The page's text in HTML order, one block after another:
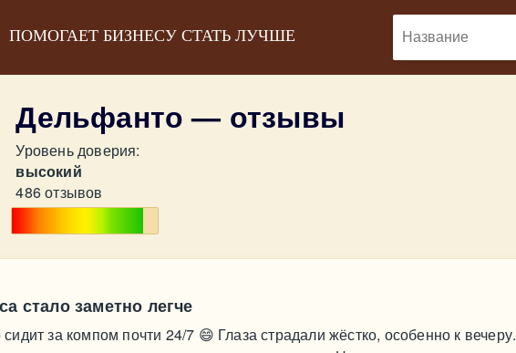
ПОМОГАЕТ БИЗНЕСУ СТАТЬ ЛУЧШЕ
Дельфанто — отзывы
Уровень доверия:
высокий
486 отзывов
стало заметно легче
сидит за компом почти 24/7 😄 Глаза страдали жёстко, особенно к вечеру.